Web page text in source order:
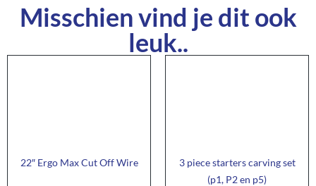
Misschien vind je dit ook
leuk..
22″ Ergo Max Cut Off Wire
3 piece starters carving set
(p1, P2 en p5)